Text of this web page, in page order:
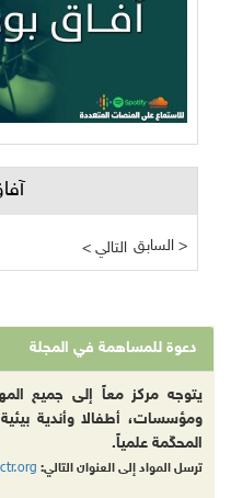
< التالي السابق >
دعوة للمساهمة في المجلة
يتوجه مركز معاً إلى جميع
ومؤسسات، أطفالا وأندية
المحكّمة علمياً.
ترسل المواد إلى العنوان التالي: